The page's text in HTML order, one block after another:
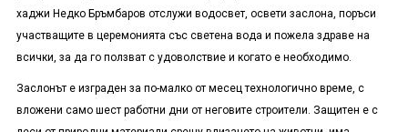
хаджи Недко Бръмбаров отслужи водосвет, освети заслона, поръси
участващите в церемонията със светена вода и пожела здраве на
всички, за да го ползват с удоволствие и когато е необходимо.
Заслонът е изграден за по-малко от месец технологично време, с
вложени само шест работни дни от неговите строители. Защитен е с